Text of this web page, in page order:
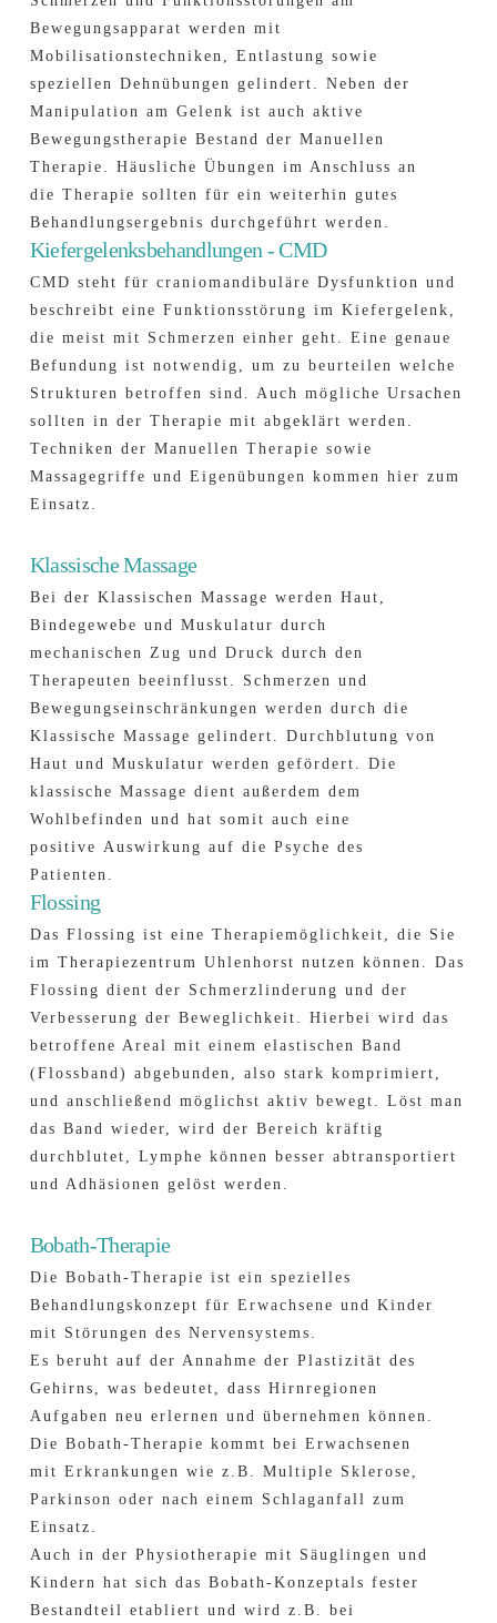
Bewegungsapparat werden mit
Mobilisationstechniken, Entlastung sowie
speziellen Dehnübungen gelindert. Neben der
Manipulation am Gelenk ist auch aktive
Bewegungstherapie Bestand der Manuellen
Therapie. Häusliche Übungen im Anschluss an
die Therapie sollten für ein weiterhin gutes
Behandlungsergebnis durchgeführt werden.
Kiefergelenksbehandlungen - CMD
CMD steht für craniomandibuläre Dysfunktion und
beschreibt eine Funktionsstörung im Kiefergelenk,
die meist mit Schmerzen einher geht. Eine genaue
Befundung ist notwendig, um zu beurteilen welche
Strukturen betroffen sind. Auch mögliche Ursachen
sollten in der Therapie mit abgeklärt werden.
Techniken der Manuellen Therapie sowie
Massagegriffe und Eigenübungen kommen hier zum
Einsatz.
Klassische Massage
Bei der Klassischen Massage werden Haut,
Bindegewebe und Muskulatur durch
mechanischen Zug und Druck durch den
Therapeuten beeinflusst. Schmerzen und
Bewegungseinschränkungen werden durch die
Klassische Massage gelindert. Durchblutung von
Haut und Muskulatur werden gefördert. Die
klassische Massage dient außerdem dem
Wohlbefinden und hat somit auch eine
positive Auswirkung auf die Psyche des
Patienten.
Flossing
Das Flossing ist eine Therapiemöglichkeit, die Sie
im Therapiezentrum Uhlenhorst nutzen können. Das
Flossing dient der Schmerzlinderung und der
Verbesserung der Beweglichkeit. Hierbei wird das
betroffene Areal mit einem elastischen Band
(Flossband) abgebunden, also stark komprimiert,
und anschließend möglichst aktiv bewegt. Löst man
das Band wieder, wird der Bereich kräftig
durchblutet, Lymphe können besser abtransportiert
und Adhäsionen gelöst werden.
Bobath-Therapie
Die Bobath-Therapie ist ein spezielles
Behandlungskonzept für Erwachsene und Kinder
mit Störungen des Nervensystems.
Es beruht auf der Annahme der Plastizität des
Gehirns, was bedeutet, dass Hirnregionen
Aufgaben neu erlernen und übernehmen können.
Die Bobath-Therapie kommt bei Erwachsenen
mit Erkrankungen wie z.B. Multiple Sklerose,
Parkinson oder nach einem Schlaganfall zum
Einsatz.
Auch in der Physiotherapie mit Säuglingen und
Kindern hat sich das Bobath-Konzeptals fester
Bestandteil etabliert und wird z.B. bei